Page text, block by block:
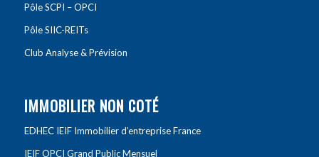
Pôle SCPI – OPCI
Pôle SIIC-REITs
Club Analyse & Prévision
IMMOBILIER NON COTÉ
EDHEC IEIF Immobilier d’entreprise France
IEIF OPCI Grand Public Mensuel